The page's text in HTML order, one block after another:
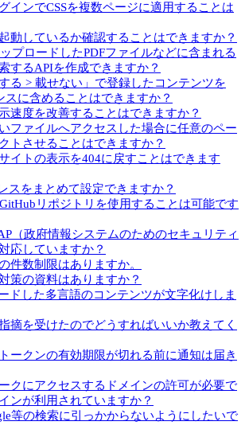
インでCSSを複数ページに適用することは
動しているか確認することはできますか？
プロードしたPDFファイルなどに含まれる
するAPIを作成できますか？
る > 載せない」で登録したコンテンツを
スに含めることはできますか？
速度を改善することはできますか？
ファイルへアクセスした場合に任意のペー
トさせることはできますか？
イトの表示を404に戻すことはできます
スをまとめて設定できますか？
リポジトリを使用することは可能です
（政府情報システムのためのセキュリティ
応していますか？
件数制限はありますか。
策の資料はありますか？
ドした多言語のコンテンツが文字化けしま
摘を受けたのでどうすればいいか教えてく
ークンの有効期限が切れる前に通知は届き
クにアクセスするドメインの許可が必要で
ンが利用されていますか？
等の検索に引っかからないようにしたいで